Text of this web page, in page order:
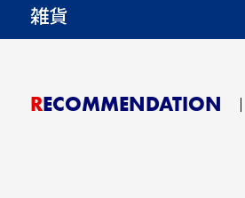
雑貨
RECOMMENDATION